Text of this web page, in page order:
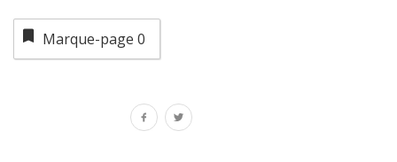
Marque-page 0